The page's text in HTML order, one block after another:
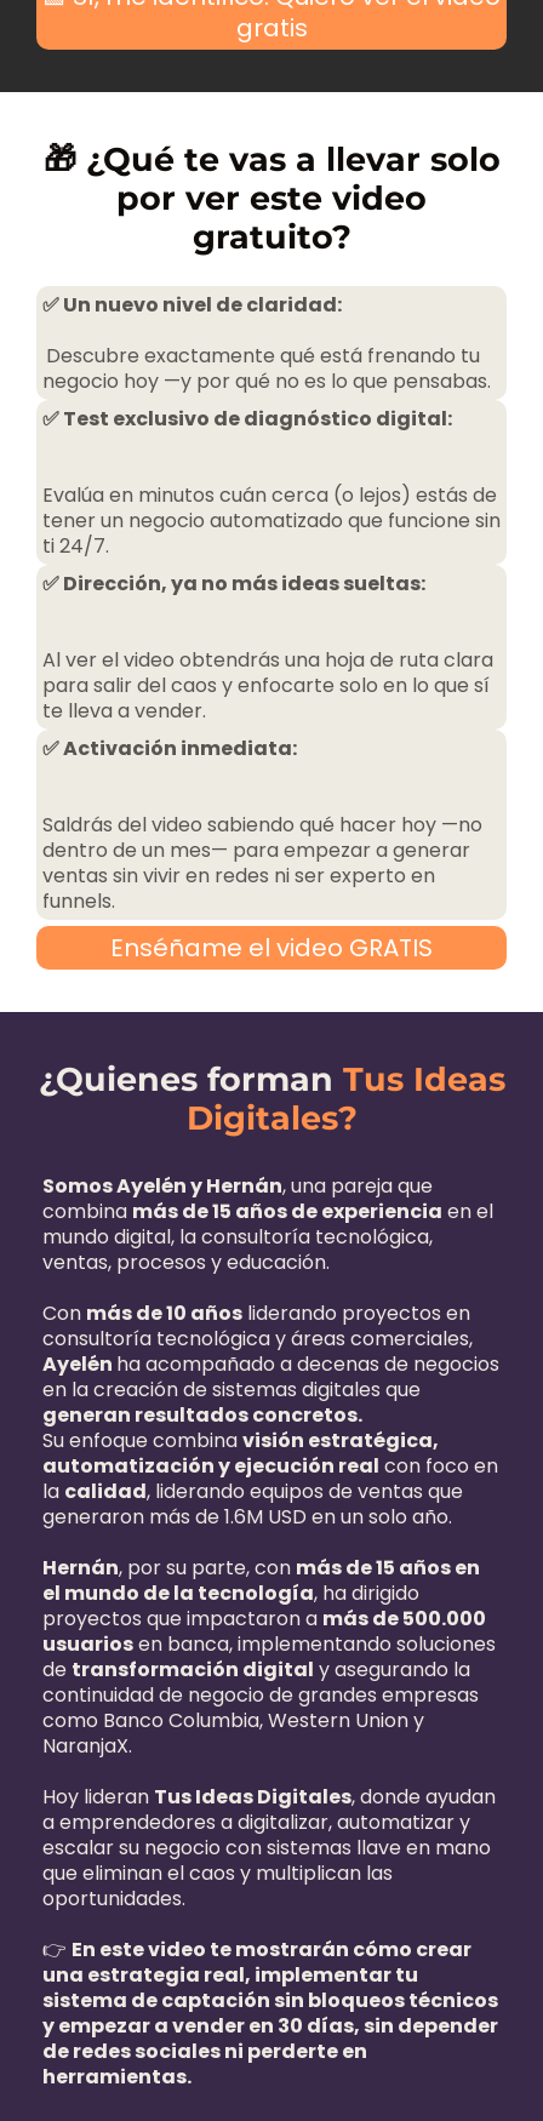
gratis
🎁 ¿Qué te vas a llevar solo
por ver este video
gratuito?​
✅ Un nuevo nivel de claridad:
Descubre exactamente qué está frenando tu
negocio hoy —y por qué no es lo que pensabas.
✅ Test exclusivo de diagnóstico digital:
Evalúa en minutos cuán cerca (o lejos) estás de
tener un negocio automatizado que funcione sin
ti 24/7.​
✅ Dirección, ya no más ideas sueltas:
Al ver el video obtendrás una hoja de ruta clara
para salir del caos y enfocarte solo en lo que sí
te lleva a vender.
✅ Activación inmediata:
Saldrás del video sabiendo qué hacer hoy —no
dentro de un mes— para empezar a generar
ventas sin vivir en redes ni ser experto en
funnels.
Enséñame el video GRATIS
¿Quienes forman Tus Ideas
Digitales?
Somos Ayelén y Hernán, una pareja que
combina más de 15 años de experiencia en el
mundo digital, la consultoría tecnológica,
ventas, procesos y educación.
Con más de 10 años liderando proyectos en
consultoría tecnológica y áreas comerciales,
Ayelén ha acompañado a decenas de negocios
en la creación de sistemas digitales que
generan resultados concretos.
Su enfoque combinavisión estratégica,
automatización y ejecución real con foco en
la calidad, liderando equipos de ventas que
generaron más de 1.6M USD en un solo año.
Hernán, por su parte, con más de 15 años en
el mundo de la tecnología, ha dirigido
proyectos que impactaron a más de 500.000
usuariosen banca, implementando soluciones
de transformación digital y asegurando la
continuidad de negocio de grandes empresas
como Banco Columbia, Western Union y
NaranjaX.
Hoy lideran Tus Ideas Digitales, donde ayudan
a emprendedores a digitalizar, automatizar y
escalar su negocio con sistemas llave en mano
que eliminan el caos y multiplican las
oportunidades.
👉 En este video te mostrarán cómo crear
una estrategia real, implementar tu
sistema de captación sin bloqueos técnicos
y empezar a vender en 30 días, sin depender
de redes sociales ni perderte en
herramientas.